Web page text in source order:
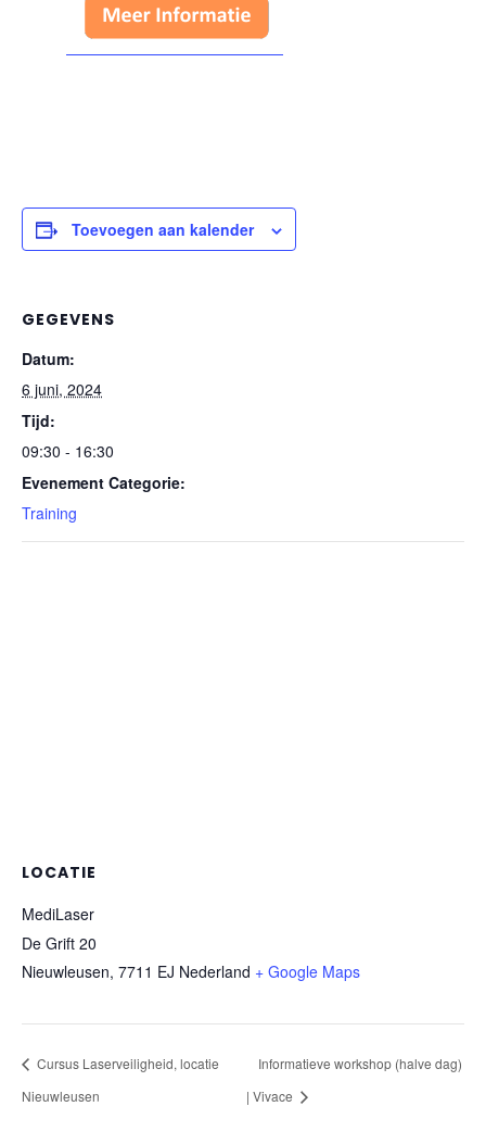
Toevoegen aan kalender
GEGEVENS
Datum:
6 juni, 2024
Tijd:
09:30 - 16:30
Evenement Categorie:
Training
LOCATIE
MediLaser
De Grift 20
Nieuwleusen, 7711 EJ Nederland + Google Maps
Cursus Laserveiligheid, locatie
Nieuwleusen
Informatieve workshop (halve dag)
| Vivace